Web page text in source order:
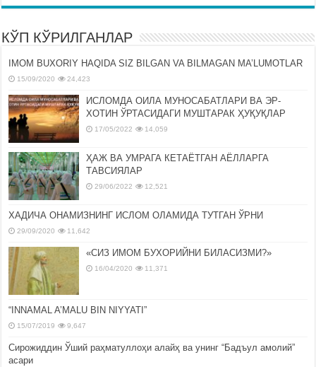
КЎП КЎРИЛГАНЛАР
IMOM BUXORIY HAQIDA SIZ BILGAN VA BILMAGAN MA’LUMOTLAR
15/09/2020 24,423
ИСЛОМДА ОИЛА МУНОСАБАТЛАРИ ВА ЭР-
ХОТИН ЎРТАСИДАГИ МУШТАРАК ҲУҚУҚЛАР
17/05/2022 14,059
ҲАЖ ВА УМРАГА КЕТАЁТГАН АЁЛЛАРГА
ТАВСИЯЛАР
29/06/2022 12,521
ХАДИЧА ОНАМИЗНИНГ ИСЛОМ ОЛАМИДА ТУТГАН ЎРНИ
29/09/2020 11,642
«СИЗ ИМОМ БУХОРИЙНИ БИЛАСИЗМИ?»
16/04/2020 11,371
“INNAMAL A’MALU BIN NIYYATI”
15/07/2019 9,647
Сирожиддин Ўший раҳматуллоҳи алайҳ ва унинг “Бадъул амолий”
асари